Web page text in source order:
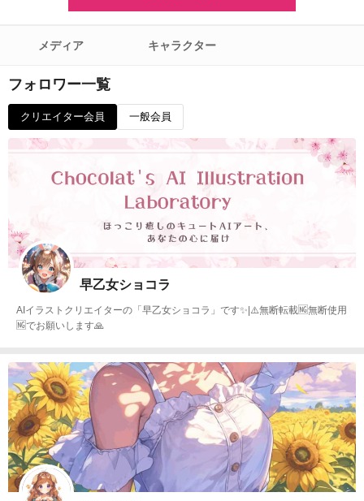
メディア キャラクター
フォロワー一覧
クリエイター会員 一般会員
早乙女ショコラ
AIイラストクリエイターの「早乙女ショコラ」です✨|⚠️無断転載🆖無断使用
🆖でお願いします🙏